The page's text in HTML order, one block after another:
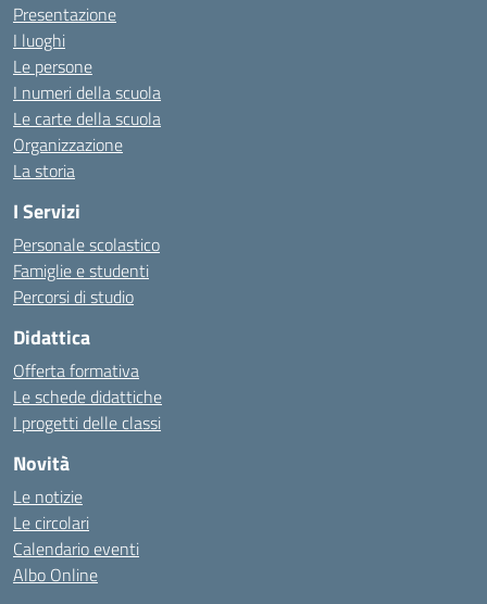
Presentazione
I luoghi
Le persone
I numeri della scuola
Le carte della scuola
Organizzazione
La storia
I Servizi
Personale scolastico
Famiglie e studenti
Percorsi di studio
Didattica
Offerta formativa
Le schede didattiche
I progetti delle classi
Novità
Le notizie
Le circolari
Calendario eventi
Albo Online